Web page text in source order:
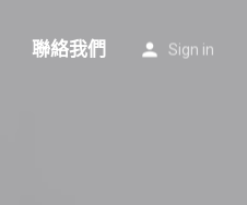
聯絡我們 Sign in